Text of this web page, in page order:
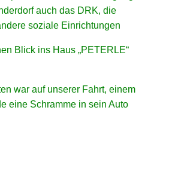
auch das DRK, die
soziale Einrichtungen
Blick ins Haus „PETERLE“
war auf unserer Fahrt, einem
eine Schramme in sein Auto